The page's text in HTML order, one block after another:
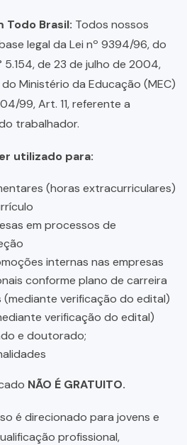
Todo Brasil: Todos nossos
legal da Lei nº 9394/96, do
5.154, de 23 de julho de 2004,
do Ministério da Educação (MEC)
99, Art. 11, referente a
trabalhador.
utilizado para:
(horas extracurriculares)
em processos de
internas nas empresas
conforme plano de carreira
verificação do edital)
verificação do edital)
e doutorado;
NÃO É GRATUITO.
é direcionado para jovens e
profissional,